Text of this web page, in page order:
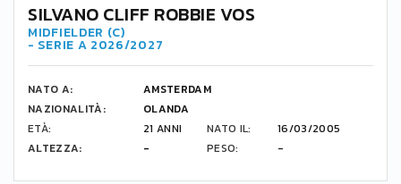
SILVANO CLIFF ROBBIE VOS
MIDFIELDER (C)
- SERIE A 2026/2027
NATO A:
AMSTERDAM
NAZIONALITÀ:
OLANDA
ETÀ:
21 ANNI NATO IL:
16/03/2005
ALTEZZA:
- PESO: -